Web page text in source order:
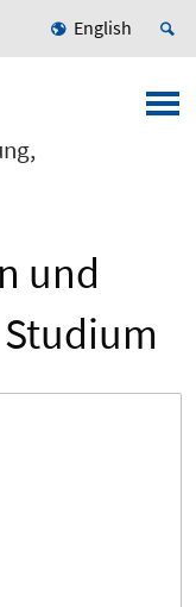
English
und